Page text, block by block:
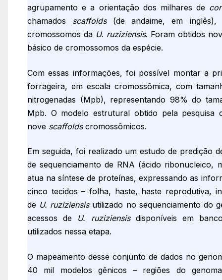
agrupamento e a orientação dos milhares de
chamados scaffolds(de andaime, em inglês),
cromossomos da U. ruziziensis. Foram obtidos
básico de cromossomos da espécie.
Com essas informações, foi possível montar a
forrageira, em escala cromossômica, com
nitrogenadas (Mpb), representando 98% do
Mpb. O modelo estrutural obtido pela pesquisa
nove scaffoldscromossômicos.
Em seguida, foi realizado um estudo de predição
de sequenciamento de RNA (ácido
atua na síntese de proteínas, expressando as
cinco tecidos – folha, haste, haste reprodutiva,
de U. ruziziensisutilizado no sequenciamento do
acessos de U. ruziziensisdisponíveis em
utilizados nessa etapa.
O mapeamento desse conjunto de dados no
40 mil modelos gênicos – regiões do